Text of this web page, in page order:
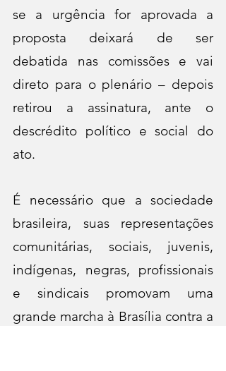
se a urgência for aprovada a
proposta deixará de ser
debatida nas comissões e vai
direto para o plenário – depois
retirou a assinatura, ante o
descrédito político e social do
ato.
É necessário que a sociedade
brasileira, suas representações
comunitárias, sociais, juvenis,
indígenas, negras, profissionais
e sindicais promovam uma
grande marcha à Brasília contra a